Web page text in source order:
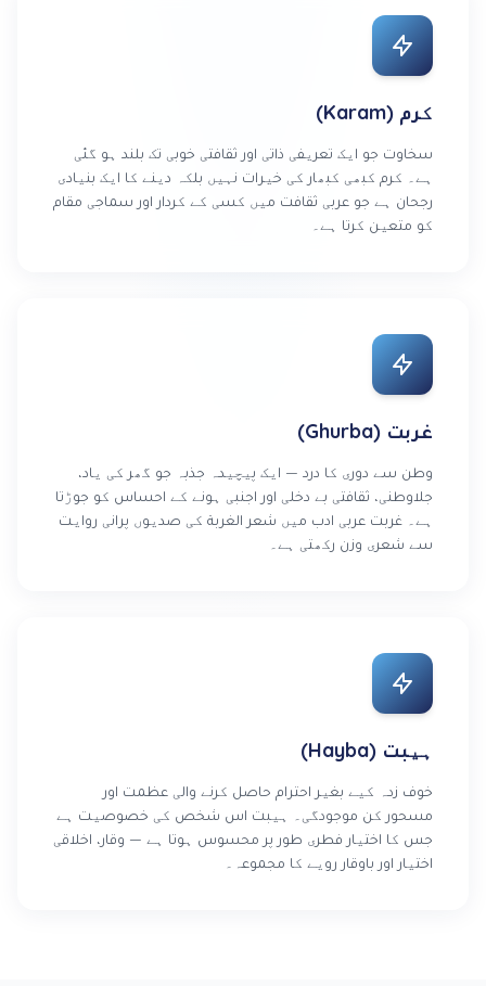
کرم (Karam)
سخاوت جو ایک تعریفی ذاتی اور ثقافتی خوبی تک بلند ہو گئی
ہے۔ کرم کبھی کبھار کی خیرات نہیں بلکہ دینے کا ایک بنیادی
رجحان ہے جو عربی ثقافت میں کسی کے کردار اور سماجی مقام
کو متعین کرتا ہے۔
غربت (Ghurba)
وطن سے دوری کا درد — ایک پیچیدہ جذبہ جو گھر کی یاد،
جلاوطنی، ثقافتی بے دخلی اور اجنبی ہونے کے احساس کو جوڑتا
ہے۔ غربت عربی ادب میں شعر الغربة کی صدیوں پرانی روایت
سے شعری وزن رکھتی ہے۔
ہیبت (Hayba)
خوف زدہ کیے بغیر احترام حاصل کرنے والی عظمت اور
مسحور کن موجودگی۔ ہیبت اس شخص کی خصوصیت ہے
جس کا اختیار فطری طور پر محسوس ہوتا ہے — وقار، اخلاقی
اختیار اور باوقار رویے کا مجموعہ۔